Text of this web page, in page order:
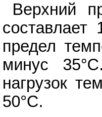
Верхний
предел
минус
нагрузок
50°C.